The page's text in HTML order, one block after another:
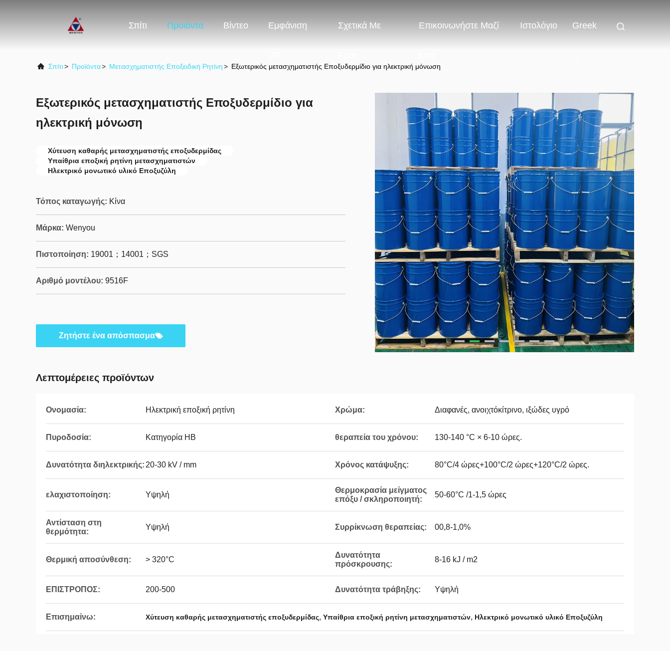
Σπίτι Προϊόντα Βίντεο Εμφάνιση Σχετικά Με Επικοινωνήστε Μαζί Ιστολόγιο Greek
Σπίτι> Προϊόντα> Μετασχηματιστής Εποξειδική Ρητίνη> Εξωτερικός μετασχηματιστής Εποξυδερμίδιο για ηλεκτρική μόνωση
Εξωτερικός μετασχηματιστής Εποξυδερμίδιο για
ηλεκτρική μόνωση
Χύτευση καθαρής μετασχηματιστής εποξυδερμίδας
Υπαίθρια εποξική ρητίνη μετασχηματιστών
Ηλεκτρικό μονωτικό υλικό Εποξυζύλη
Τόπος καταγωγής: Κίνα
Μάρκα: Wenyou
Πιστοποίηση: 19001；14001；SGS
Αριθμό μοντέλου: 9516F
Ζητήστε ένα απόσπασμα
Λεπτομέρειες προϊόντων
Ονομασία: Ηλεκτρική εποξική ρητίνη Χρώμα: Διαφανές, ανοιχτόκίτρινο, ιξώδες υγρό
Πυροδοσία: Κατηγορία HB θεραπεία του χρόνου: 130-140 °C × 6-10 ώρες.
Δυνατότητα διηλεκτρικής: 20-30 kV / mm Χρόνος κατάψυξης: 80°C/4 ώρες+100°C/2 ώρες+120°C/2 ώρες.
ελαχιστοποίηση: Υψηλή
Θερμοκρασία μείγματος
επόξυ / σκληροποιητή:
50-60°C /1-1,5 ώρες
Αντίσταση στη
θερμότητα:
Υψηλή Συρρίκνωση θεραπείας: 00,8-1,0%
Θερμική αποσύνθεση: > 320°C
Δυνατότητα
πρόσκρουσης:
8-16 kJ / m2
ΕΠΙΣΤΡΟΠΟΣ: 200-500 Δυνατότητα τράβηξης: Υψηλή
Επισημαίνω: Χύτευση καθαρής μετασχηματιστής εποξυδερμίδας, Υπαίθρια εποξική ρητίνη μετασχηματιστών, Ηλεκτρικό μονωτικό υλικό Εποξυζύλη